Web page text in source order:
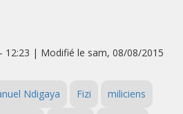
12:23 | Modifié le sam, 08/08/2015
Ndigaya Fizi miliciens